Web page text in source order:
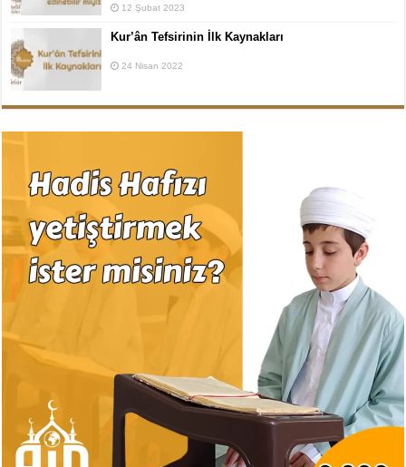
12 Şubat 2023
Kur’ân Tefsirinin İlk Kaynakları
24 Nisan 2022